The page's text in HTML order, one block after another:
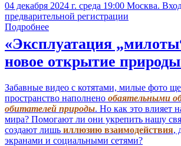
04 декабря 2024 г. среда 19:00 Москва.
предварительной регистрации
Подробнее
«Эксплуатация
новое открытие
Забавные видео с котятами, милые фото
пространство наполнено обаятельными
обитателей природы. Но как это влияет
мира? Помогают ли они укрепить нашу
создают лишь иллюзию взаимодействия,
экранами и социальными сетями?